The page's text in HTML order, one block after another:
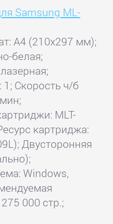
Samsung ML-
A4 (210x297 мм);
белая;
1; Скорость ч/б
MLT-
картриджа:
Двусторонняя
Windows,
000 стр.;